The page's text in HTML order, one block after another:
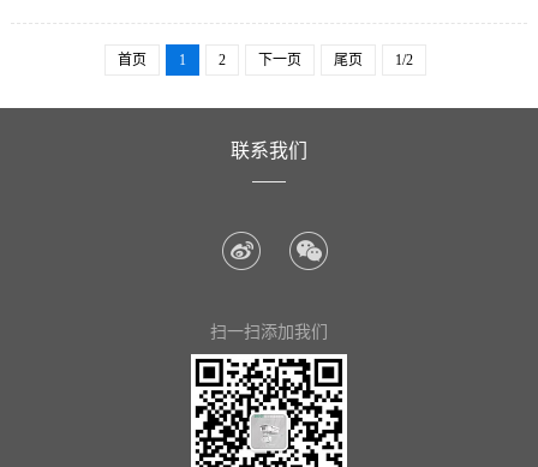
首页 1 2 下一页 尾页 1/2
联系我们
扫一扫添加我们